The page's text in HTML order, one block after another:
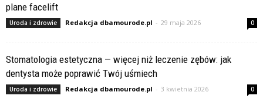
plane facelift
Uroda i zdrowie Redakcja dbamourode.pl - 29 maja 2026 0
Stomatologia estetyczna — więcej niż leczenie zębów: jak
dentysta może poprawić Twój uśmiech
Uroda i zdrowie Redakcja dbamourode.pl - 3 kwietnia 2026 0